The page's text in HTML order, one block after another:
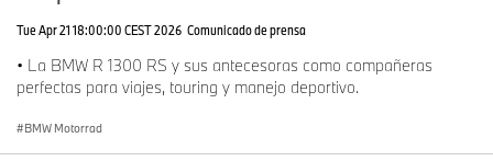
Tue Apr 21 18:00:00 CEST 2026 Comunicado de prensa
• La BMW R 1300 RS y sus antecesoras como compañeras
perfectas para viajes, touring y manejo deportivo.
BMW Motorrad